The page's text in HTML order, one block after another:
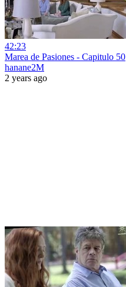
42:23
Marea de Pasiones - Capitulo 50
hanane2M
2 years ago